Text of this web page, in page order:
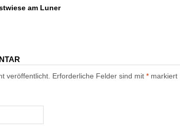
am Luner
veröffentlicht. Erforderliche Felder sind mit * markiert